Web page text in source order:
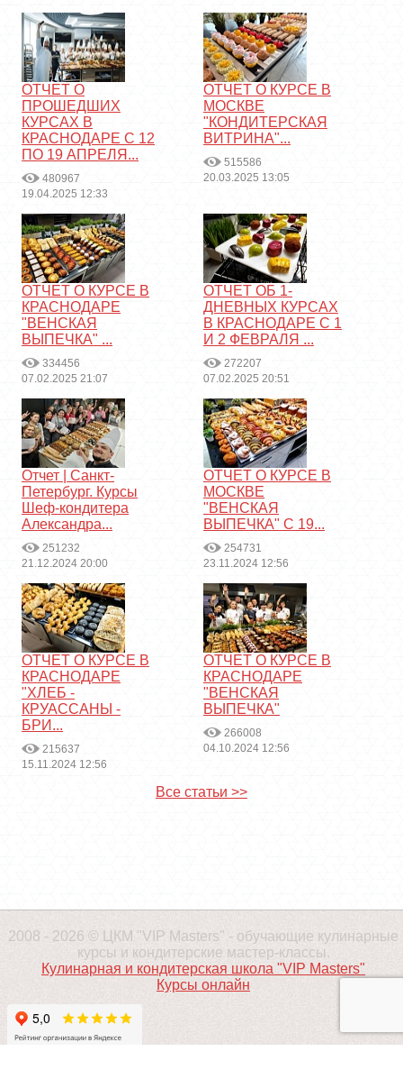
ОТЧЕТ О
ПРОШЕДШИХ
КУРСАХ В
КРАСНОДАРЕ С 12
ПО 19 АПРЕЛЯ...
480967
19.04.2025 12:33
ОТЧЕТ О КУРСЕ В
МОСКВЕ
"КОНДИТЕРСКАЯ
ВИТРИНА"...
515586
20.03.2025 13:05
ОТЧЕТ О КУРСЕ В
КРАСНОДАРЕ
"ВЕНСКАЯ
ВЫПЕЧКА" ...
334456
07.02.2025 21:07
ОТЧЕТ ОБ 1-
ДНЕВНЫХ КУРСАХ
В КРАСНОДАРЕ С 1
И 2 ФЕВРАЛЯ ...
272207
07.02.2025 20:51
Отчет | Санкт-
Петербург. Курсы
Шеф-кондитера
Александра...
251232
21.12.2024 20:00
ОТЧЕТ О КУРСЕ В
МОСКВЕ
"ВЕНСКАЯ
ВЫПЕЧКА" С 19...
254731
23.11.2024 12:56
ОТЧЕТ О КУРСЕ В
КРАСНОДАРЕ
"ХЛЕБ -
КРУАССАНЫ -
БРИ...
215637
15.11.2024 12:56
ОТЧЕТ О КУРСЕ В
КРАСНОДАРЕ
"ВЕНСКАЯ
ВЫПЕЧКА"
266008
04.10.2024 12:56
Все статьи >>
2008 - 2026 © ЦКМ "VIP Masters" - обучающие кулинарные
курсы и кондитерские мастер-классы.
Кулинарная и кондитерская школа "VIP Masters"
Курсы онлайн